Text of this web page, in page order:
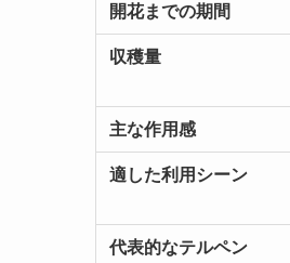
開花までの期間
収穫量
主な作用感
適した利用シーン
代表的なテルペン